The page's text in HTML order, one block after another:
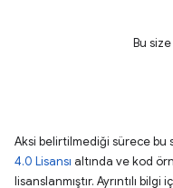
Bu
Aksi belirtilmediği sürece bu
4.0 Lisansı altında ve kod
lisanslanmıştır. Ayrıntılı bilgi